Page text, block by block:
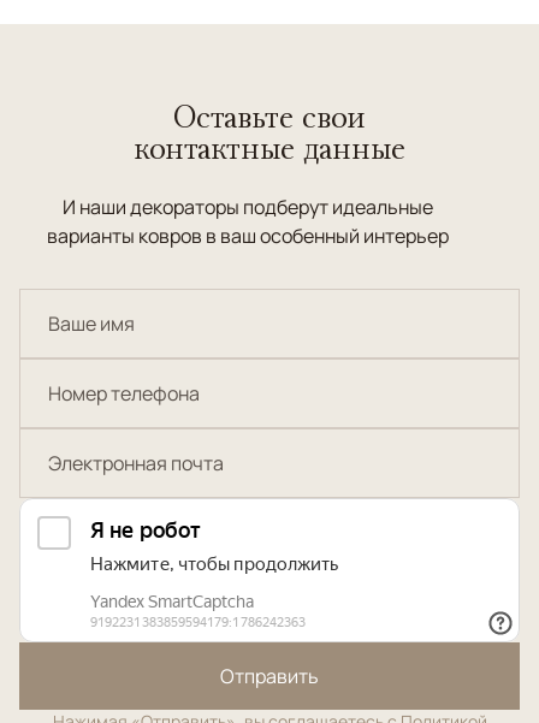
Оставьте свои
контактные данные
И наши декораторы подберут идеальные
варианты ковров в ваш особенный интерьер
Отправить